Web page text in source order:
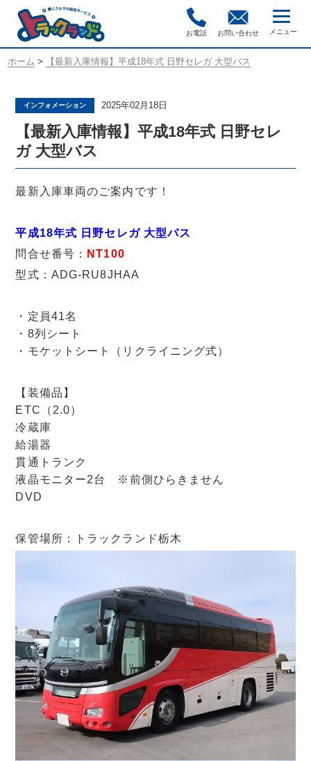
お電話 お問い合わせ
ホーム > 【最新入庫情報】平成18年式 日野セレガ 大型バス
インフォメーション 2025年02月18日
【最新入庫情報】平成18年式 日野セレ
ガ 大型バス
最新入庫車両のご案内です！
平成18年式 日野セレガ 大型バス
問合せ番号：
NT100
型式：ADG-RU8JHAA
・定員41名
・8列シート
・モケットシート（リクライニング式）
【装備品】
ETC（2.0）
冷蔵庫
給湯器
貫通トランク
液晶モニター2台 ※前側ひらきません
DVD
保管場所：トラックランド栃木